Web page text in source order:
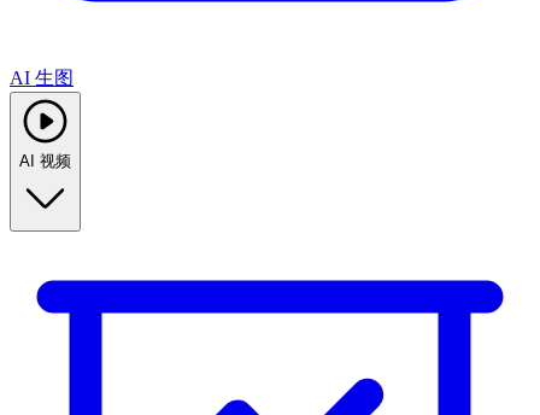
AI 生图
AI 视频